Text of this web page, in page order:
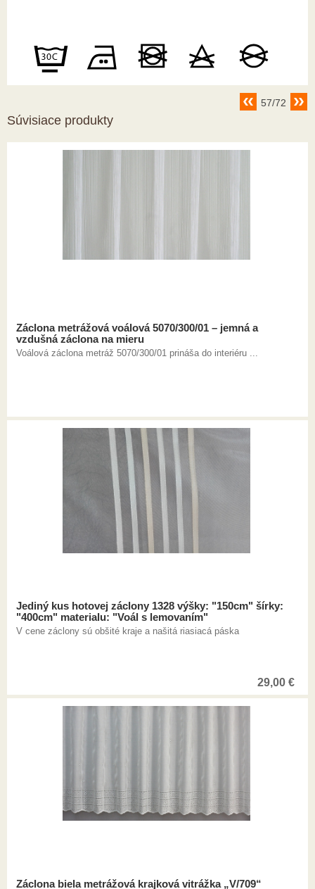
57/72
Súvisiace produkty
Záclona metrážová voálová 5070/300/01 – jemná a
vzdušná záclona na mieru
Voálová záclona metráž 5070/300/01 prináša do interiéru ...
Jediný kus hotovej záclony 1328 výšky: "150cm" šírky:
"400cm" materialu: "Voál s lemovaním"
V cene záclony sú obšité kraje a našitá riasiacá páska
29,00 €
Záclona biela metrážová krajková vitrážka „V/709“